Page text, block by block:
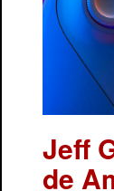
Jeff
de